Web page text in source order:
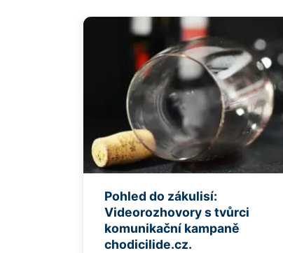
Pohled do zákulisí:
Videorozhovory s tvůrci
komunikační kampaně
chodicilide.cz.